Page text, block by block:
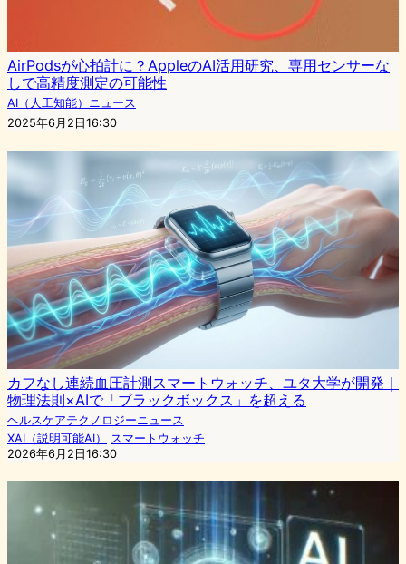
AirPodsが心拍計に？AppleのAI活用研究、専用センサーな
しで高精度測定の可能性
AI（人工知能）ニュース
2025年6月2日16:30
カフなし連続血圧計測スマートウォッチ、ユタ大学が開発｜
物理法則×AIで「ブラックボックス」を超える
ヘルスケアテクノロジーニュース
XAI（説明可能AI）
スマートウォッチ
2026年6月2日16:30